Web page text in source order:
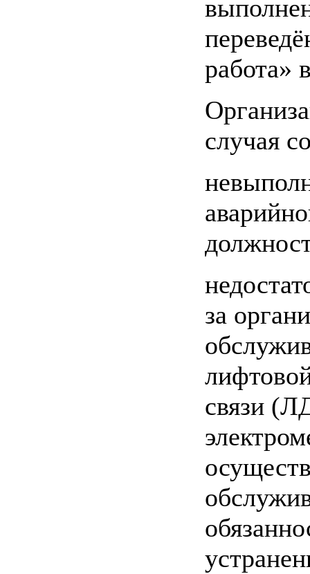
работа»
случая
за
связи